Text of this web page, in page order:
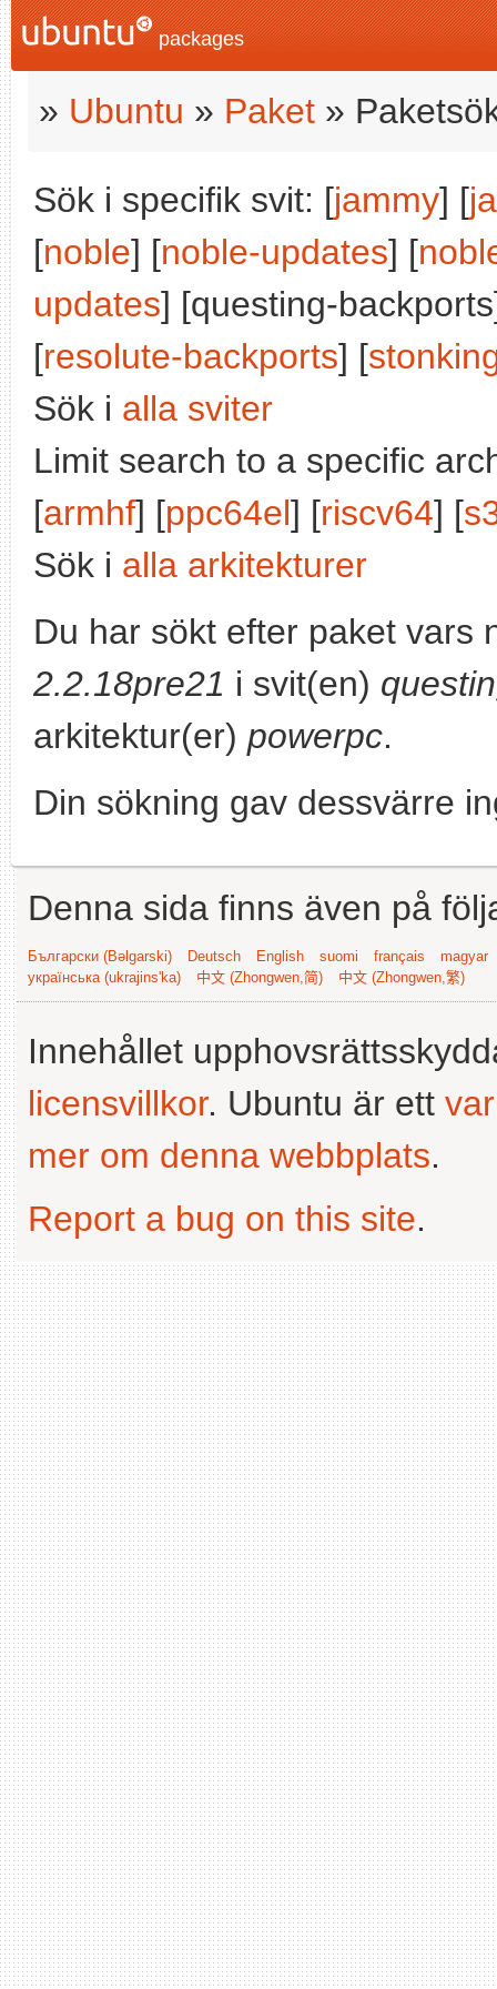
packages
» Ubuntu » Paket »
Sök i specifik svit: [jammy] [
[noble] [noble-updates] [
updates] [questing-
[resolute-backports] [
Sök i alla sviter
Limit search to a specific
[armhf] [ppc64el] [riscv64] [
Sök i alla arkitekturer
Du har sökt efter paket vars
2.2.18pre21 i svit(en)
arkitektur(er) powerpc.
Din sökning gav dessvärre
Denna sida finns även på
Български (Bəlgarski) Deutsch English suomi français
magyar
українська (ukrajins'ka)
中文 (Zhongwen,简) 中文 (Zhongwen,繁)
Innehållet
licensvillkor. Ubuntu är ett
mer om denna webbplats.
Report a bug on this site.